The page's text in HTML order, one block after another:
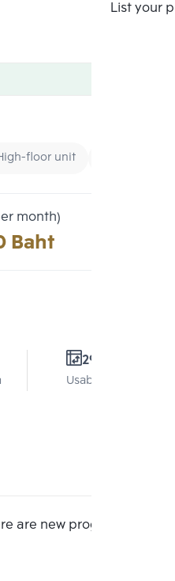
List your
floor unit
month)
Baht
29 Sq.m.
Usable area
are new program